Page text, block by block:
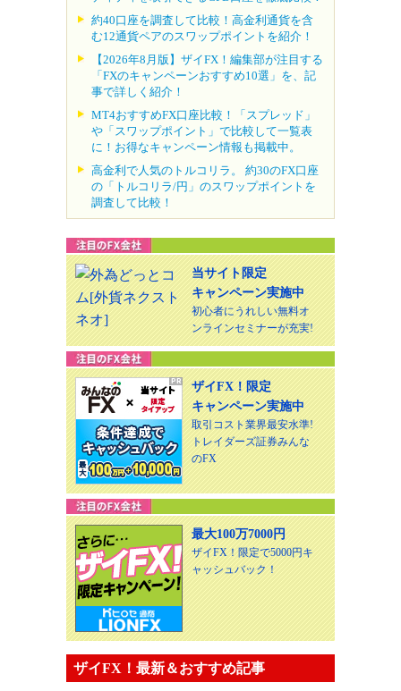
約40口座を調査して比較！高金利通貨を含
む12通貨ペアのスワップポイントを紹介！
【2026年8月版】ザイFX！編集部が注目する
「FXのキャンペーンおすすめ10選」を、記
事で詳しく紹介！
MT4おすすめFX口座比較！「スプレッド」
や「スワップポイント」で比較して一覧表
に！お得なキャンペーン情報も掲載中。
高金利で人気のトルコリラ。 約30のFX口座
の「トルコリラ/円」のスワップポイントを
調査して比較！
当サイト限定
キャンペーン実施中
初心者にうれしい無料オ
ンラインセミナーが充実!
ザイFX！限定
キャンペーン実施中
取引コスト業界最安水準!
トレイダーズ証券みんな
のFX
最大100万7000円
ザイFX！限定で5000円キ
ャッシュバック！
ザイFX！最新＆おすすめ記事